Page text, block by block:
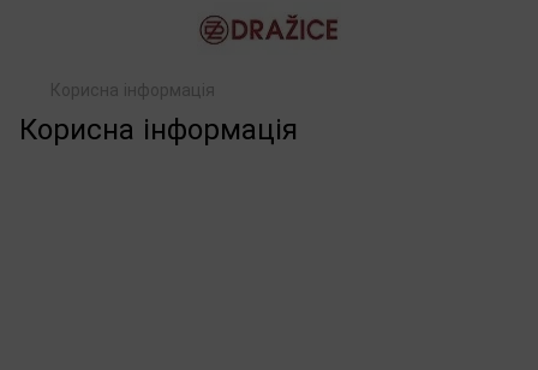
Корисна інформація
Корисна інформація